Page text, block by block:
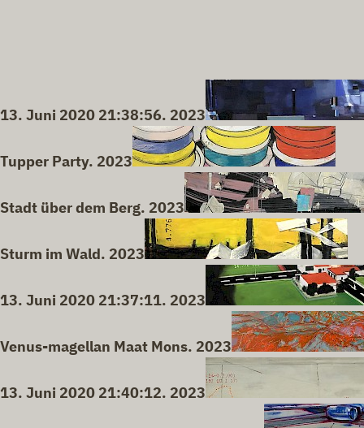
13. Juni 2020 21:38:56. 2023
Tupper Party. 2023
Stadt über dem Berg. 2023
Sturm im Wald. 2023
13. Juni 2020 21:37:11. 2023
Venus-magellan Maat Mons. 2023
13. Juni 2020 21:40:12. 2023